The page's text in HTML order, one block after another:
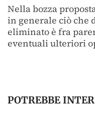
Nella bozza
in generale ciò che
eliminato è fra
eventuali ulteriori
POTREBBE